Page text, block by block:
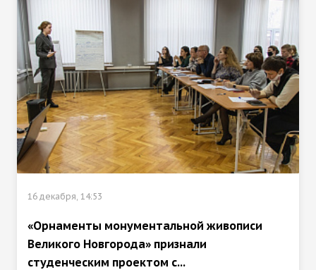
16 декабря, 14:53
«Орнаменты монументальной живописи
Великого Новгорода» признали
студенческим проектом с...